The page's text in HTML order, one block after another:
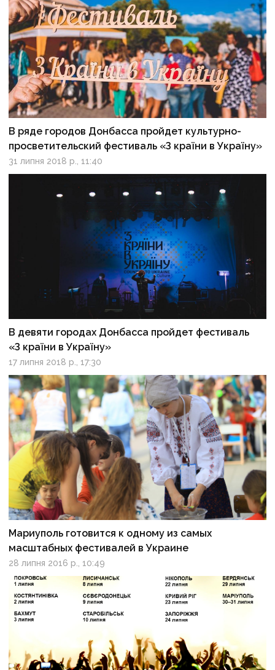
В ряде городов Донбасса пройдет культурно-
просветительский фестиваль «З країни в Україну»
31 липня 2018 р., 11:40
В девяти городах Донбасса пройдет фестиваль
«З країни в Україну»
17 липня 2018 р., 17:30
Мариуполь готовится к одному из самых
масштабных фестивалей в Украине
28 липня 2016 р., 10:49